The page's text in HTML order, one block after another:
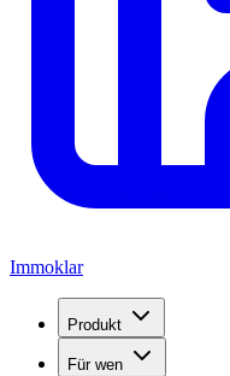
Immoklar
Produkt
Für wen